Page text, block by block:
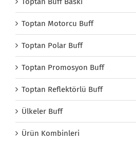
Toptan Motorcu Buff
Toptan Polar Buff
Toptan Promosyon Buff
Toptan Reflektörlü Buff
Ülkeler Buff
Ürün Kombinleri